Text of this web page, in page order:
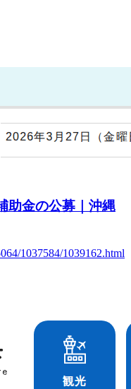
助金の公募｜沖縄
1037584/1039162.html